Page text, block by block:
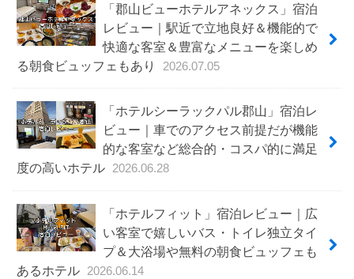
「郡山ビューホテルアネックス」宿泊
レビュー｜駅近で立地良好＆機能的で
快適な客室＆豊富なメニューを楽しめ
る朝食ビュッフェもあり
2026.07.05
「ホテルシーラックパル郡山」宿泊レ
ビュー｜車でのアクセス前提だが機能
的な客室など総合的・コスパ的に満足
度の高いホテル
2026.06.28
「ホテルフィット」宿泊レビュー｜広
い客室で嬉しいバス・トイレ独立タイ
プ＆大浴場や無料の朝食ビュッフェも
あるホテル
2026.06.14